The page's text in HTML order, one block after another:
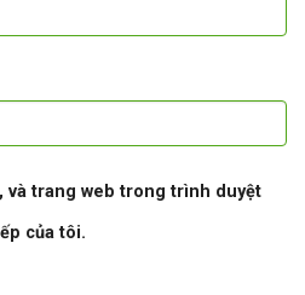
và trang web trong trình duyệt
của tôi.